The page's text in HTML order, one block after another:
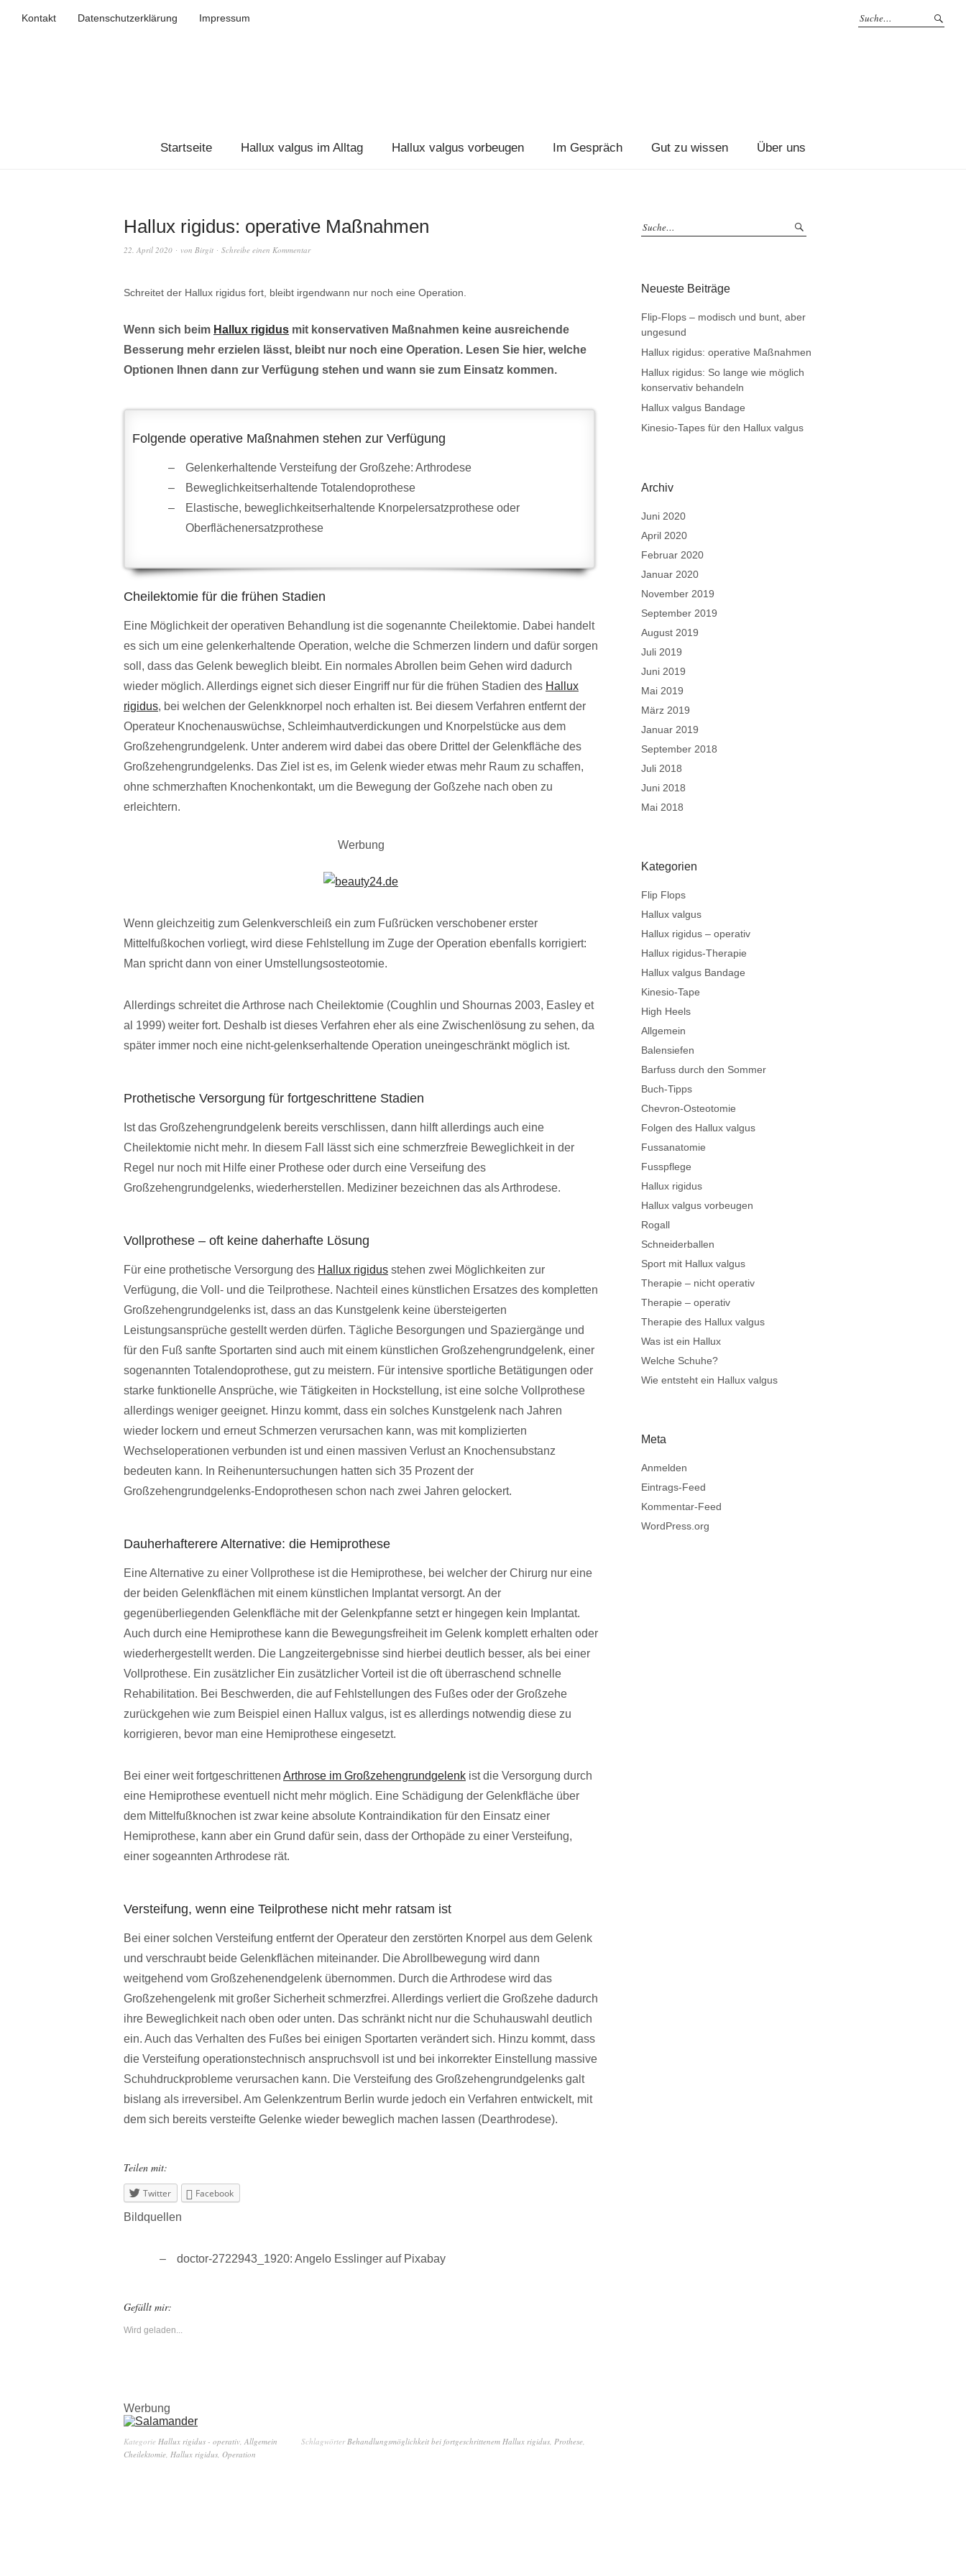
Kontakt Datenschutzerklärung Impressum
Startseite Hallux valgus im Alltag Hallux valgus vorbeugen Im Gespräch Gut zu wissen Über uns
Hallux rigidus: operative Maßnahmen
22. April 2020 von Birgit Schreibe einen Kommentar
Schreitet der Hallux rigidus fort, bleibt irgendwann nur noch eine Operation.
Wenn sich beim Hallux rigidus mit konservativen Maßnahmen keine ausreichende
Besserung mehr erzielen lässt, bleibt nur noch eine Operation. Lesen Sie hier, welche
Optionen Ihnen dann zur Verfügung stehen und wann sie zum Einsatz kommen.
Folgende operative Maßnahmen stehen zur Verfügung
Gelenkerhaltende Versteifung der Großzehe: Arthrodese
Beweglichkeitserhaltende Totalendoprothese
Elastische, beweglichkeitserhaltende Knorpelersatzprothese oder
Oberflächenersatzprothese
Cheilektomie für die frühen Stadien
Eine Möglichkeit der operativen Behandlung ist die sogenannte Cheilektomie. Dabei handelt
es sich um eine gelenkerhaltende Operation, welche die Schmerzen lindern und dafür sorgen
soll, dass das Gelenk beweglich bleibt. Ein normales Abrollen beim Gehen wird dadurch
wieder möglich. Allerdings eignet sich dieser Eingriff nur für die frühen Stadien des Hallux
rigidus, bei welchen der Gelenkknorpel noch erhalten ist. Bei diesem Verfahren entfernt der
Operateur Knochenauswüchse, Schleimhautverdickungen und Knorpelstücke aus dem
Großzehengrundgelenk. Unter anderem wird dabei das obere Drittel der Gelenkfläche des
Großzehengrundgelenks. Das Ziel ist es, im Gelenk wieder etwas mehr Raum zu schaffen,
ohne schmerzhaften Knochenkontakt, um die Bewegung der Goßzehe nach oben zu
erleichtern.
Werbung
Wenn gleichzeitig zum Gelenkverschleiß ein zum Fußrücken verschobener erster
Mittelfußkochen vorliegt, wird diese Fehlstellung im Zuge der Operation ebenfalls korrigiert:
Man spricht dann von einer Umstellungsosteotomie.
Allerdings schreitet die Arthrose nach Cheilektomie (Coughlin und Shournas 2003, Easley et
al 1999) weiter fort. Deshalb ist dieses Verfahren eher als eine Zwischenlösung zu sehen, da
später immer noch eine nicht-gelenkserhaltende Operation uneingeschränkt möglich ist.
Prothetische Versorgung für fortgeschrittene Stadien
Ist das Großzehengrundgelenk bereits verschlissen, dann hilft allerdings auch eine
Cheilektomie nicht mehr. In diesem Fall lässt sich eine schmerzfreie Beweglichkeit in der
Regel nur noch mit Hilfe einer Prothese oder durch eine Verseifung des
Großzehengrundgelenks, wiederherstellen. Mediziner bezeichnen das als Arthrodese.
Vollprothese – oft keine daherhafte Lösung
Für eine prothetische Versorgung des Hallux rigidus stehen zwei Möglichkeiten zur
Verfügung, die Voll- und die Teilprothese. Nachteil eines künstlichen Ersatzes des kompletten
Großzehengrundgelenks ist, dass an das Kunstgelenk keine übersteigerten
Leistungsansprüche gestellt werden dürfen. Tägliche Besorgungen und Spaziergänge und
für den Fuß sanfte Sportarten sind auch mit einem künstlichen Großzehengrundgelenk, einer
sogenannten Totalendoprothese, gut zu meistern. Für intensive sportliche Betätigungen oder
starke funktionelle Ansprüche, wie Tätigkeiten in Hockstellung, ist eine solche Vollprothese
allerdings weniger geeignet. Hinzu kommt, dass ein solches Kunstgelenk nach Jahren
wieder lockern und erneut Schmerzen verursachen kann, was mit komplizierten
Wechseloperationen verbunden ist und einen massiven Verlust an Knochensubstanz
bedeuten kann. In Reihenuntersuchungen hatten sich 35 Prozent der
Großzehengrundgelenks-Endoprothesen schon nach zwei Jahren gelockert.
Dauherhafterere Alternative: die Hemiprothese
Eine Alternative zu einer Vollprothese ist die Hemiprothese, bei welcher der Chirurg nur eine
der beiden Gelenkflächen mit einem künstlichen Implantat versorgt. An der
gegenüberliegenden Gelenkfläche mit der Gelenkpfanne setzt er hingegen kein Implantat.
Auch durch eine Hemiprothese kann die Bewegungsfreiheit im Gelenk komplett erhalten oder
wiederhergestellt werden. Die Langzeitergebnisse sind hierbei deutlich besser, als bei einer
Vollprothese. Ein zusätzlicher Ein zusätzlicher Vorteil ist die oft überraschend schnelle
Rehabilitation. Bei Beschwerden, die auf Fehlstellungen des Fußes oder der Großzehe
zurückgehen wie zum Beispiel einen Hallux valgus, ist es allerdings notwendig diese zu
korrigieren, bevor man eine Hemiprothese eingesetzt.
Bei einer weit fortgeschrittenen Arthrose im Großzehengrundgelenk ist die Versorgung durch
eine Hemiprothese eventuell nicht mehr möglich. Eine Schädigung der Gelenkfläche über
dem Mittelfußknochen ist zwar keine absolute Kontraindikation für den Einsatz einer
Hemiprothese, kann aber ein Grund dafür sein, dass der Orthopäde zu einer Versteifung,
einer sogeannten Arthrodese rät.
Versteifung, wenn eine Teilprothese nicht mehr ratsam ist
Bei einer solchen Versteifung entfernt der Operateur den zerstörten Knorpel aus dem Gelenk
und verschraubt beide Gelenkflächen miteinander. Die Abrollbewegung wird dann
weitgehend vom Großzehenendgelenk übernommen. Durch die Arthrodese wird das
Großzehengelenk mit großer Sicherheit schmerzfrei. Allerdings verliert die Großzehe dadurch
ihre Beweglichkeit nach oben oder unten. Das schränkt nicht nur die Schuhauswahl deutlich
ein. Auch das Verhalten des Fußes bei einigen Sportarten verändert sich. Hinzu kommt, dass
die Versteifung operationstechnisch anspruchsvoll ist und bei inkorrekter Einstellung massive
Schuhdruckprobleme verursachen kann. Die Versteifung des Großzehengrundgelenks galt
bislang als irreversibel. Am Gelenkzentrum Berlin wurde jedoch ein Verfahren entwickelt, mit
dem sich bereits versteifte Gelenke wieder beweglich machen lassen (Dearthrodese).
Teilen mit:
Twitter
Facebook
Bildquellen
doctor-2722943_1920: Angelo Esslinger auf Pixabay
Gefällt mir:
Wird geladen...
Werbung
Kategorie Hallux rigidus - operativ, Allgemein SchlagwörterBehandlungsmöglichkeit bei fortgeschrittenem Hallux rigidus, Prothese,
Cheilektomie, Hallux rigidus, Operation
Neueste Beiträge
Flip-Flops – modisch und bunt, aber
ungesund
Hallux rigidus: operative Maßnahmen
Hallux rigidus: So lange wie möglich
konservativ behandeln
Hallux valgus Bandage
Kinesio-Tapes für den Hallux valgus
Archiv
Juni 2020
April 2020
Februar 2020
Januar 2020
November 2019
September 2019
August 2019
Juli 2019
Juni 2019
Mai 2019
März 2019
Januar 2019
September 2018
Juli 2018
Juni 2018
Mai 2018
Kategorien
Flip Flops
Hallux valgus
Hallux rigidus – operativ
Hallux rigidus-Therapie
Hallux valgus Bandage
Kinesio-Tape
High Heels
Allgemein
Balensiefen
Barfuss durch den Sommer
Buch-Tipps
Chevron-Osteotomie
Folgen des Hallux valgus
Fussanatomie
Fusspflege
Hallux rigidus
Hallux valgus vorbeugen
Rogall
Schneiderballen
Sport mit Hallux valgus
Therapie – nicht operativ
Therapie – operativ
Therapie des Hallux valgus
Was ist ein Hallux
Welche Schuhe?
Wie entsteht ein Hallux valgus
Meta
Anmelden
Eintrags-Feed
Kommentar-Feed
WordPress.org